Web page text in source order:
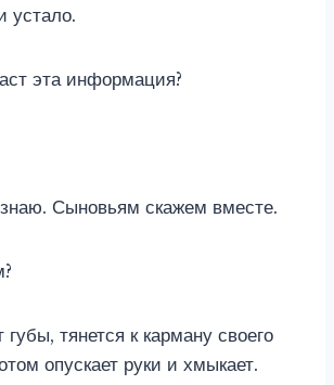
устало.
эта информация?
Сыновьям скажем вместе.
тянется к карману своего
опускает руки и хмыкает.